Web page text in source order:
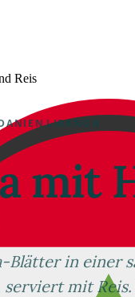
Reis
·LIBANON
mit
Blätter in einer
mit